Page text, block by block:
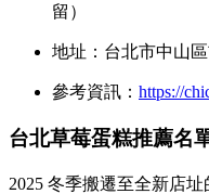
留）
地址：台北市中山
參考資訊： https://
台北草莓蛋糕推薦名
2025 冬季搬遷至全新店